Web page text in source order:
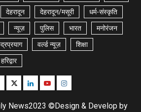
देहरादून देहरादून/मसूरी धर्म-संस्कृति
न्यूज़ पुलिस भारत मनोरंजन
वर्ल्ड न्यूज़ शिक्षा
हरिद्वार
TwitterLinkedinYoutubeInstagram
News2023 ©Design & Develop by